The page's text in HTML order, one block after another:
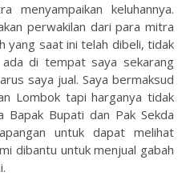
menyampaikan keluhannya.
perwakilan dari para mitra
yang saat ini telah dibeli, tidak
di tempat saya sekarang
saya jual. Saya bermaksud
Lombok tapi harganya tidak
Bapak Bupati dan Pak Sekda
untuk dapat melihat
dibantu untuk menjual gabah